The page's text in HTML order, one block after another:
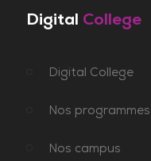
Digital College
Digital College
Nos programmes
Nos campus